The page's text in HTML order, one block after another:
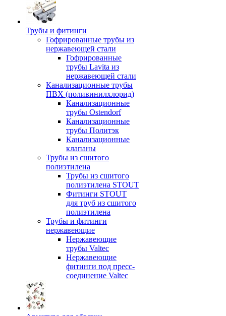
Трубы и фитинги
Гофрированные трубы из
нержавеющей стали
Гофрированные
трубы Lavita из
нержавеющей стали
Канализационные трубы
ПВХ (поливинилхлорид)
Канализационные
трубы Ostendorf
Канализационные
трубы Политэк
Канализационные
клапаны
Трубы из сшитого
полиэтилена
Трубы из сшитого
полиэтилена STOUT
Фитинги STOUT
для труб из сшитого
полиэтилена
Трубы и фитинги
нержавеющие
Нержавеющие
трубы Valtec
Нержавеющие
фитинги под пресс-
соединение Valtec